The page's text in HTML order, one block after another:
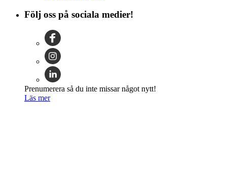
Följ oss på sociala medier!
Prenumerera så du inte missar något nytt!
Läs mer